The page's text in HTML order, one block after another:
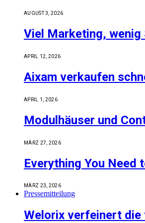
AUGUST 3, 2026
Viel Marketing, wenig
APRIL 12, 2026
Aixam verkaufen
APRIL 1, 2026
Modulhäuser und
MÄRZ 27, 2026
Everything You Need
MÄRZ 23, 2026
Pressemitteilung
Welorix verfeinert die